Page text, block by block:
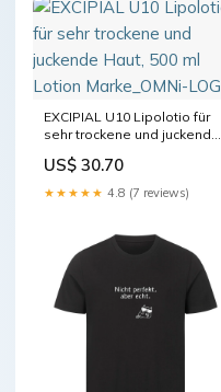
EXCIPIAL U10 Lipolotio für
sehr trockene und juckende
Marke_OMNi-LOGiC
US$ 30.70
★★★★★ 4.8 (7 reviews)